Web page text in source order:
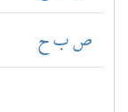
ص ب ح